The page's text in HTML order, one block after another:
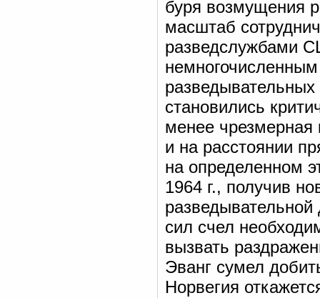
буря возмущения
масштаб
разведслужбами
немногочисленным
становились
менее чрезмерная
и на расстоянии
на определенном
1964 г., получив
сил счел
вызвать
Эванг сумел
Норвегия